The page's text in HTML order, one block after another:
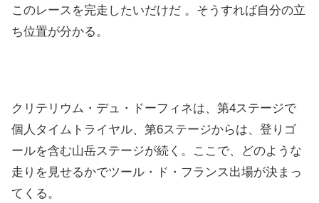
このレースを完走したいだけだ 。そうすれば自分の立
ち位置が分かる。
クリテリウム・デュ・ドーフィネは、第4ステージで
個人タイムトライヤル、第6ステージからは、登りゴ
ールを含む山岳ステージが続く。ここで、どのような
走りを見せるかでツール・ド・フランス出場が決まっ
てくる。